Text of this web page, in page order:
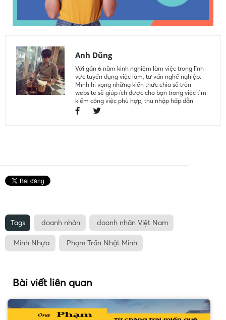
Anh Dũng
Với gần 6 năm kinh nghiệm làm việc trong lĩnh
vực tuyển dụng việc làm, tư vấn nghề nghiệp.
Mình hi vọng những kiến thức chia sẻ trên
website sẽ giúp ích được cho bạn trong việc tìm
kiếm công việc phù hợp, thu nhập hấp dẫn
Tags doanh nhân doanh nhân Việt Nam
Minh Nhựa Phạm Trần Nhật Minh
Bài viết liên quan